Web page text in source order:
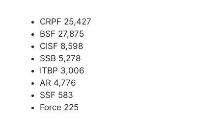
CRPF 25,427
BSF 27,875
CISF 8,598
SSB 5,278
ITBP 3,006
AR 4,776
SSF 583
Force 225